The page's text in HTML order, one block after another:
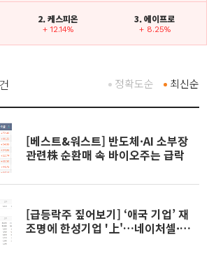
2. 케스피온
+ 12.14%
3. 에이프로
+ 8.25%
건 최신순
정확도순
[베스트&워스트] 반도체·AI 소부장
관련株 순환매 속 바이오주는 급락
[급등락주 짚어보기] ‘애국 기업’ 재
조명에 한성기업 '上'…네이처셀·